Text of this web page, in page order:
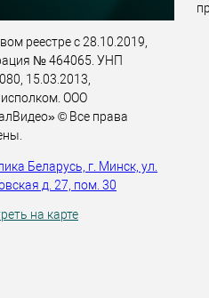
реестре с 28.10.2019,
№ 464065. УНП
15.03.2013,
ООО
© Все права
Беларусь, г. Минск, ул.
д. 27, пом. 30
на карте